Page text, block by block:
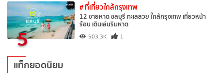
5
# ที่เที่ยวใกล้กรุงเทพ
12 ชายหาด ชลบุรี ทะเลสวย ใกล้กรุงเทพ เที่ยวหน้า
ร้อน เดินเล่นริมหาด
503.3K 1
แท็กยอดนิยม